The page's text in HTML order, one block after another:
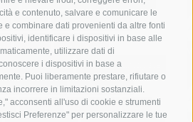
e contenuto, salvare e comunicare le
e combinare dati provenienti da altre fonti
identificare i dispositivi in base alle
utilizzare dati di
i dispositivi in base a
Puoi liberamente prestare, rifiutare o
incorrere in limitazioni sostanziali.
acconsenti all'uso di cookie e strumenti
Preferenze" per personalizzare le tue
mare
massa lubrense
napoli
ordinanza
di sorrento
polizia municipale
Campania
sant'agnello
studenti temporali
treni